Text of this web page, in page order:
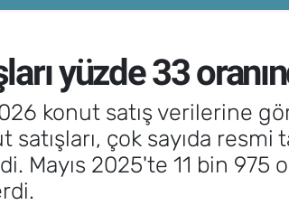
yüzde 33
konut satış verilerine
satışları, çok sayıda
Mayıs 2025'te 11 bin 975